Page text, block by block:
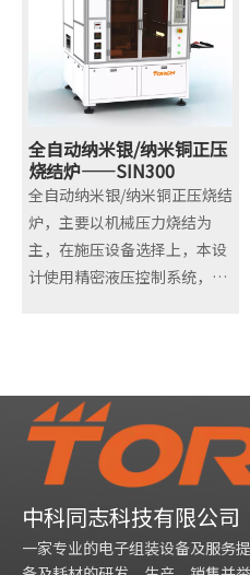
刷机、纳米银贴片机、纳米银
正压烧结炉、真空烧结炉，目
前在车规级碳化硅MOSFET、
大功率IGBT等领域有成熟的
封装工艺。
3、可编程多段抽真空功能：
每个腔体具有独立的真泵及控
制系统，真空度≤1mbar,抽
速100m^3/h，加装软抽阀，
速率可调。腔体真空数值实时
显示并可控制和调节。
4、采用加热板接触式加热，
冷却板接触式散热，加热板和
冷却板面积685*350mm,加热
板隔层承重≤20公斤；升温速
率1-3℃/S，降温速率3-
6、焊接后单个空洞率低于
2%，总空洞率不超过
3%（10*10mm以上），工艺
节；无夹具定位芯片焊接后位
移满足工艺需求（位移
全自动纳米银/纳米铜正压
烧结炉——SIN300
全自动纳米银/纳米铜正压烧结
炉，主要以机械压力烧结为
主，在施压设备选择上，本设
计使用精密液压控制系统，实
（两种或两种以上）保护氛围
内进行烧结，提升产品烧结质
量。
统、施压系统、真空系统、加
热系统、温度控制系统、冷却
中科同志科技有限公司
一家专业的电子组装设备及服务